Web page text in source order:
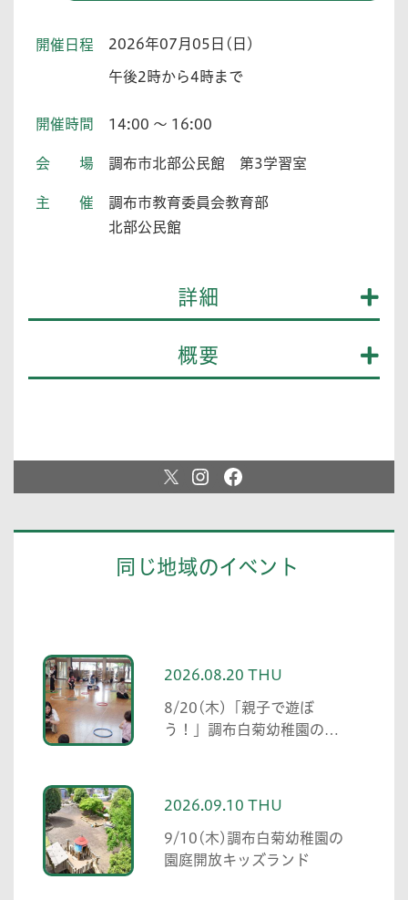
開催日程 2026年07月05日(日)
午後2時から4時まで
開催時間 14:00 ～ 16:00
会場 調布市北部公民館 第3学習室
主催
調布市教育委員会教育部
北部公民館
詳細
概要
同じ地域のイベント
2026.08.20 THU
8/20(木)「親子で遊ぼ
う！」調布白菊幼稚園の未
2026.09.10 THU
9/10(木)調布白菊幼稚園の
園庭開放キッズランド